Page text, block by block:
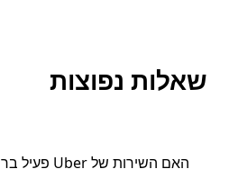
שאלות נפוצות
האם השירות של Uber פעיל ברחבי Springfield?